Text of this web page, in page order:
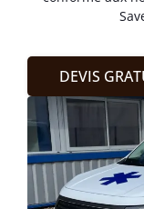
DEVIS